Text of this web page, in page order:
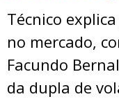
Técnico
no mercado,
Facundo
da dupla de